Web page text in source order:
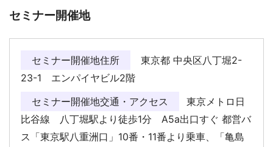
セミナー開催地
セミナー開催地住所
東京都 中央区八丁堀2-
23-1 エンパイヤビル2階
セミナー開催地交通・アクセス
東京メトロ日
比谷線 八丁堀駅より徒歩1分 A5a出口すぐ 都営バ
ス「東京駅八重洲口」10番・11番より乗車、「亀島